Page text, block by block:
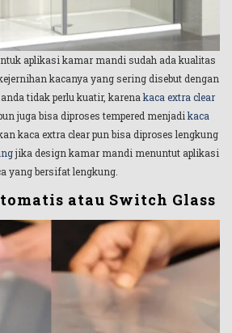
aplikasi kamar mandi sudah ada kualitas
kacanya yang sering disebut dengan
tidak perlu kuatir, karena kaca extra clear
juga bisa diproses tempered menjadi kaca
kaca extra clear pun bisa diproses lengkung
jika design kamar mandi menuntut aplikasi
yang bersifat lengkung.
atau Switch Glass